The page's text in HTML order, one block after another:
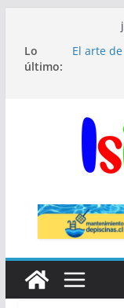
Lo
último:
El arte
El fin de
impecable
¿Qué
El
pasan
🎺